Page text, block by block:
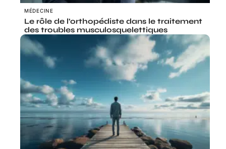
MÉDECINE
Le rôle de l’orthopédiste dans le traitement
des troubles musculosquelettiques